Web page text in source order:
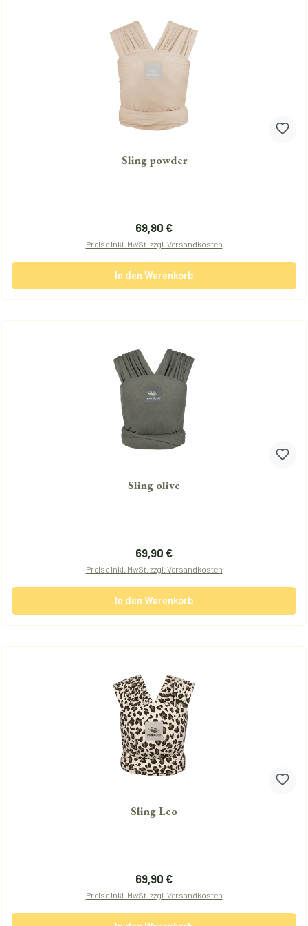
Sling powder
Regulärer Preis:
69,90 €
Preise inkl. MwSt. zzgl. Versandkosten
In den Warenkorb
Sling olive
Regulärer Preis:
69,90 €
Preise inkl. MwSt. zzgl. Versandkosten
In den Warenkorb
Sling Leo
Regulärer Preis:
69,90 €
Preise inkl. MwSt. zzgl. Versandkosten